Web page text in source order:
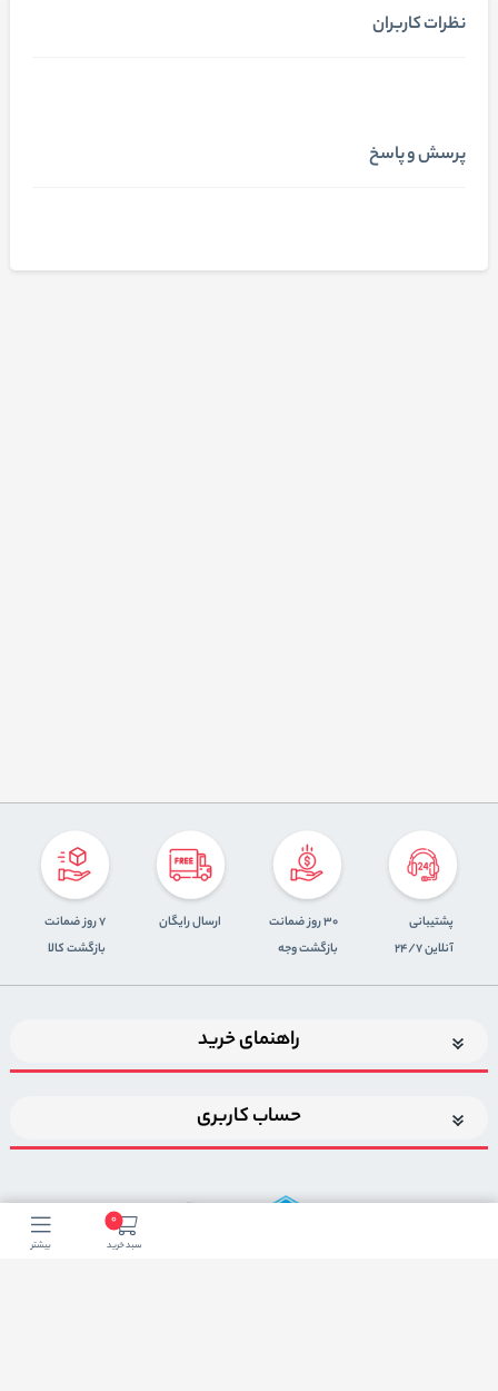
نظرات کاربران
پرسش و پاسخ
0
سبد خرید بیشتر
پشتیبانی
آنلاین 24/7
30 روز ضمانت
بازگشت وجه
ارسال رایگان
7 روز ضمانت
بازگشت کالا
راهنمای خرید
حساب کاربری